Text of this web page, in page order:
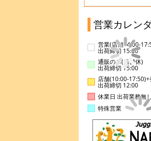
営業カレン
営業(店舗14:00-
出荷締切 15:00
通販のみ(店舗休)
出荷締切 15:00
店舗(10:00-17:50)+
出荷締切 12:00
休業日 出荷業務無し
特殊営業